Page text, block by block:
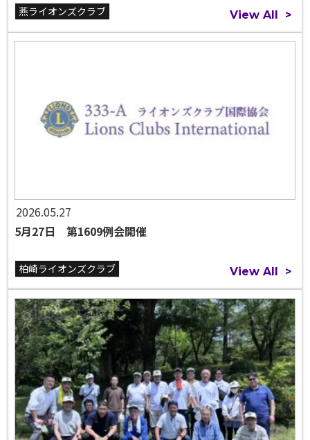
燕ライオンズクラブ View All >
2026.05.27
5月27日 第1609例会開催
柏崎ライオンズクラブ View All >